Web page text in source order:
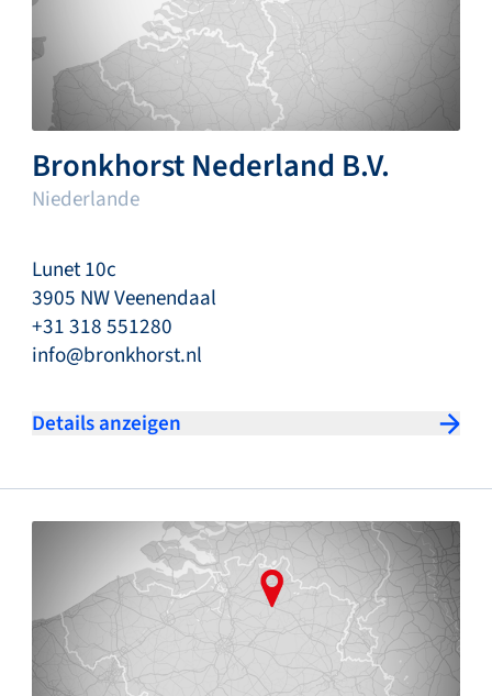
Bronkhorst Nederland B.V.
Niederlande
Lunet 10c
3905 NW Veenendaal
+31 318 551280
info@bronkhorst.nl
Details anzeigen